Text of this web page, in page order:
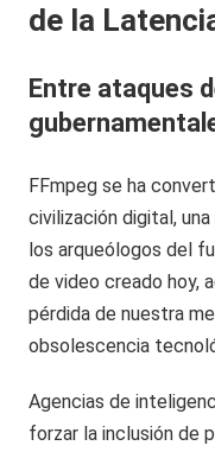
de la
Entre ataques
FFmpeg se ha
civilización digital,
los arqueólogos del
de video creado hoy,
pérdida de nuestra
obsolescencia
Agencias de
forzar la inclusión de